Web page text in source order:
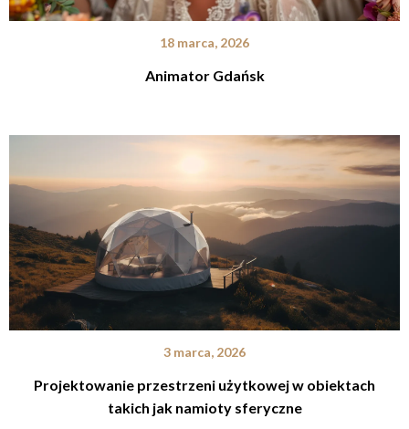
18 marca, 2026
Animator Gdańsk
3 marca, 2026
Projektowanie przestrzeni użytkowej w obiektach
takich jak namioty sferyczne